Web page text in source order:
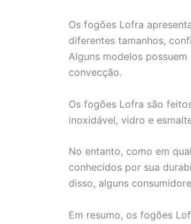
Os fogões Lofra
diferentes tamanhos,
Alguns modelos
convecção.
Os fogões Lofra são
inoxidável, vidro e
No entanto, como em
conhecidos por sua
disso, alguns
Em resumo, os fogões